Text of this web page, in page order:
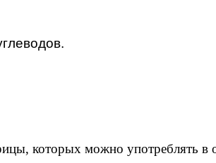
которых можно употреблять в